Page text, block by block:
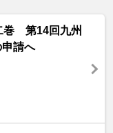
巻 第14回九州
請へ